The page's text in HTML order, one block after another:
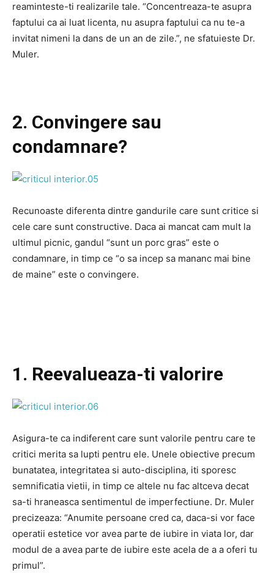
reaminteste-ti realizarile tale. “Concentreaza-te asupra
faptului ca ai luat licenta, nu asupra faptului ca nu te-a
invitat nimeni la dans de un an de zile.”, ne sfatuieste Dr.
Muler.
2. Convingere sau
condamnare?
Recunoaste diferenta dintre gandurile care sunt critice si
cele care sunt constructive. Daca ai mancat cam mult la
ultimul picnic, gandul “sunt un porc gras” este o
condamnare, in timp ce “o sa incep sa mananc mai bine
de maine” este o convingere.
1. Reevalueaza-ti valorire
Asigura-te ca indiferent care sunt valorile pentru care te
critici merita sa lupti pentru ele. Unele obiective precum
bunatatea, integritatea si auto-disciplina, iti sporesc
semnificatia vietii, in timp ce altele nu fac altceva decat
sa-ti hraneasca sentimentul de imperfectiune. Dr. Muler
precizeaza: “Anumite persoane cred ca, daca-si vor face
operatii estetice vor avea parte de iubire in viata lor, dar
modul de a avea parte de iubire este acela de a a oferi tu
primul”.